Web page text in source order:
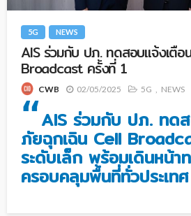
5G NEWS
AIS ร่วมกับ ปภ. ทดสอบแจ้งเตือ
Broadcast ครั้งที่ 1
CWB 02/05/2025 5G NEWS
“AIS ร่วมกับ ปภ. ทด
ภัยฉุกเฉิน Cell
ระดับเล็ก พร้อมเดินหน้
ครอบคลุมพื้นที่ทั่วประเทศ